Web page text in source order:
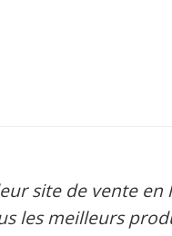
site de vente en
les meilleurs